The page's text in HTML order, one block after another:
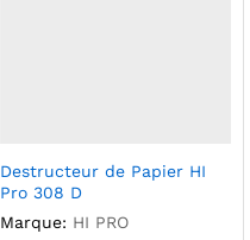
Destructeur de Papier HI
Pro 308 D
Marque: HI PRO